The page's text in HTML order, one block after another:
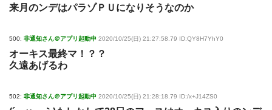
来月のンデはパラゾＰＵになりそうなのか
500: 非通知さん＠アプリ起動中 2020/10/25(日) 21:27:58.79 ID:QY8H7YhY0
オーキス最終マ！？？
久遠あげるわ
502: 非通知さん＠アプリ起動中 2020/10/25(日) 21:28:18.79 ID:/x+J14ZS0